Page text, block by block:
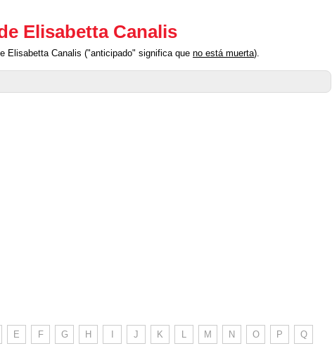
Elisabetta Canalis
Elisabetta Canalis ("anticipado" significa que no está muerta).
E F G H J K L M N O P Q